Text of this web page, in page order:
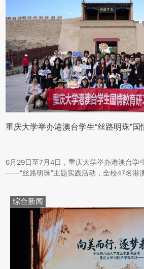
重庆大学举办港澳台学生“丝路明珠”
6月29日至7月4日，重庆大学举办港澳台学
——“丝路明珠”主题实践活动，全校47名港
多地实地走访，深入了解国家在丝路文明传
护、西北地质生态治理等方面的建设成就与
综合新闻